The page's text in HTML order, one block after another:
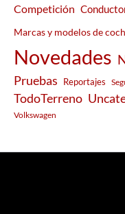
Competición
Marcas y modelos de
Novedades
Pruebas Reportajes
TodoTerreno
Volkswagen